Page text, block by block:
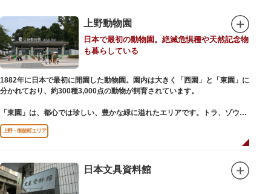
軍・徳川家光公が、日光東照宮までお参りに行けない江戸の人々のために建
てられたそう。社殿内部は文化財保護のため通常は非公開ですが、特別公開
が実施されることもあるので、拝観を申し込んでみてはいかがでしょうか。
授与所では、期間・数量限定のお守りや御朱印も授与されているので要チェ
ック。手塚治虫のユニコのお守りなど愛らしいものがありますよ。
上野動物園
日本で最初の動物園。絶滅危惧種や天然記念物
も暮らしている
1882年に日本で最初に開園した動物園。園内は大きく「西園」と「東園」に
分かれており、約300種3,000点の動物が飼育されています。
「東園」は、都心では珍しい、豊かな緑に溢れたエリアです。トラ、ゾウな
どが住む森エリアや、ホッキョクグマやアザラシが住む海エリアでは、水浴
びなど迫力あるシーンが目撃できることもあります。国指定重要文化財の
一方「西園」は、蓮の名所としても知られる風光明媚な「不忍池」のほとり
に位置する区域。キリンやサイなどの人気動物をはじめ、アイアイや“動か
上野・御徒町エリア
日本文具資料館